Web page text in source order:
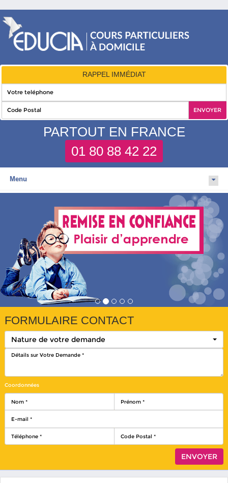
RAPPEL IMMÉDIAT
PARTOUT EN FRANCE
01 80 88 42 22
Menu
FORMULAIRE CONTACT
Nature de votre demande
Coordonnées